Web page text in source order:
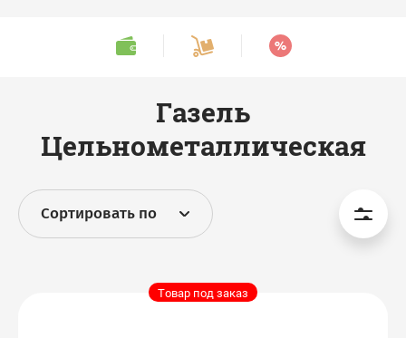
Сортировать по
Газель
Цельнометаллическая
Товар под заказ